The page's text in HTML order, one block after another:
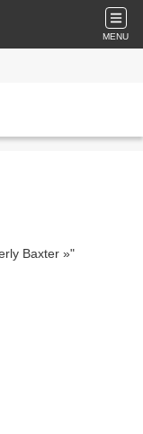
MENU